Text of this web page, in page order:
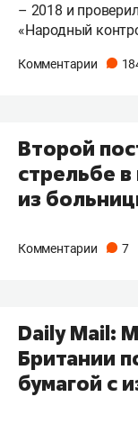
– 2018 и
«Народный
Комментарии
Второй
стрельбе
из
Комментарии 7
Daily Mail:
Британии
бумагой с